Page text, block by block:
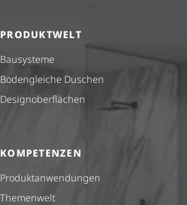
PRODUKTWELT
Bausysteme
Bodengleiche Duschen
Design­ober­flä­chen
KOMPETENZEN
Produkt­anwendungen
Themenwelt